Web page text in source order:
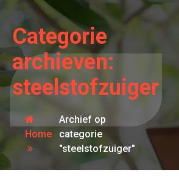
Categorie
archieven:
steelstofzuiger
Home
Archief op
categorie
"steelstofzuiger"